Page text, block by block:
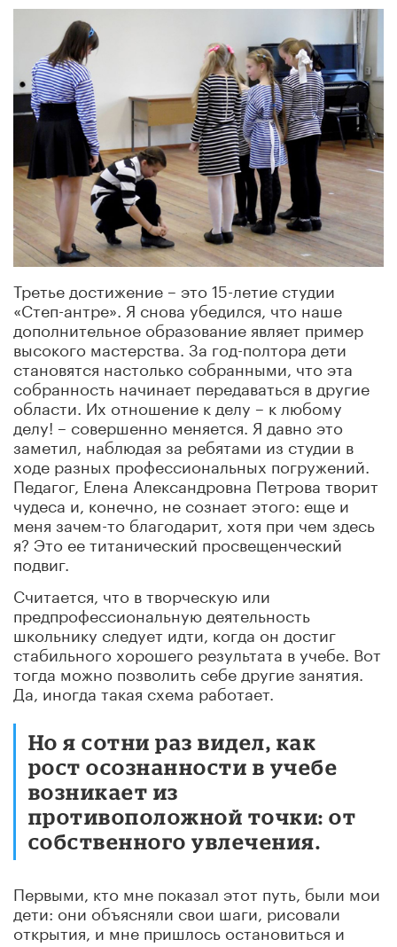
Третье достижение – это 15-летие студии
«Степ-антре». Я снова убедился, что наше
дополнительное образование являет пример
высокого мастерства. За год-полтора дети
становятся настолько собранными, что эта
собранность начинает передаваться в другие
области. Их отношение к делу – к любому
делу! – совершенно меняется. Я давно это
заметил, наблюдая за ребятами из студии в
ходе разных профессиональных погружений.
Педагог, Елена Александровна Петрова творит
чудеса и, конечно, не сознает этого: еще и
меня зачем-то благодарит, хотя при чем здесь
я? Это ее титанический просвещенческий
подвиг.
Считается, что в творческую или
предпрофессиональную деятельность
школьнику следует идти, когда он достиг
стабильного хорошего результата в учебе. Вот
тогда можно позволить себе другие занятия.
Да, иногда такая схема работает.
Но я сотни раз видел, как
рост осознанности в учебе
возникает из
противоположной точки: от
собственного увлечения.
Первыми, кто мне показал этот путь, были мои
дети: они объясняли свои шаги, рисовали
открытия, и мне пришлось остановиться и